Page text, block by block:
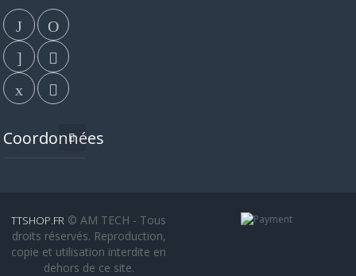
Coordonnées
TTSHOP.FR © AM TECH - Tous
droits réservés. Reproduction,
copie et utilisation interdite en
dehors de ce site.